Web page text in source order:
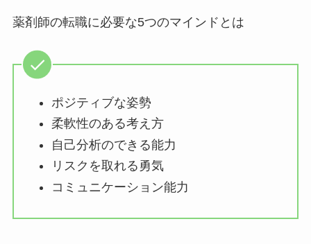
薬剤師の転職に必要な5つのマインドとは
ポジティブな姿勢
柔軟性のある考え方
自己分析のできる能力
リスクを取れる勇気
コミュニケーション能力